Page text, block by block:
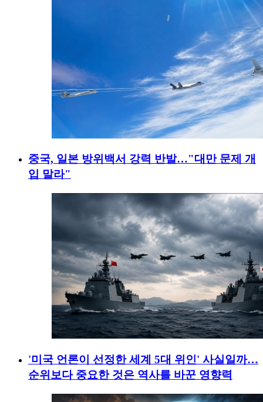
중국, 일본 방위백서 강력 반발…"대만 문제 개
입 말라"
'미국 언론이 선정한 세계 5대 위인' 사실일까…
순위보다 중요한 것은 역사를 바꾼 영향력